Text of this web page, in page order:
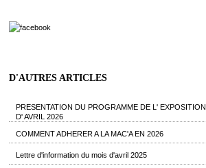
D'AUTRES ARTICLES
PRESENTATION DU PROGRAMME DE L' EXPOSITION
D' AVRIL 2026
COMMENT ADHERER A LA MAC'A EN 2026
Lettre d'information du mois d'avril 2025